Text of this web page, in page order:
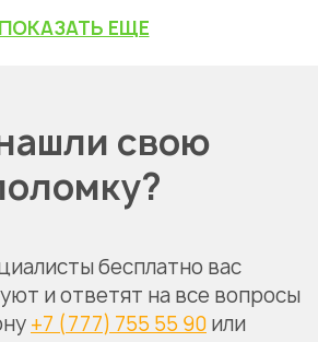
ПОКАЗАТЬ ЕЩЕ
свою
бесплатно вас
и ответят на все вопросы
+7 (777) 755 55 90 или